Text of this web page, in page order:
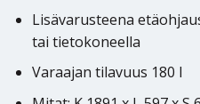
Lisävarusteena
tai tietokoneella
Varaajan tilavuus 180 l